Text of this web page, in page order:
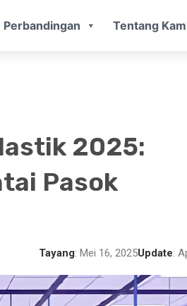
Perbandingan Tentang
2025:
Pasok
Tayang: Mei 16, 2025Update: